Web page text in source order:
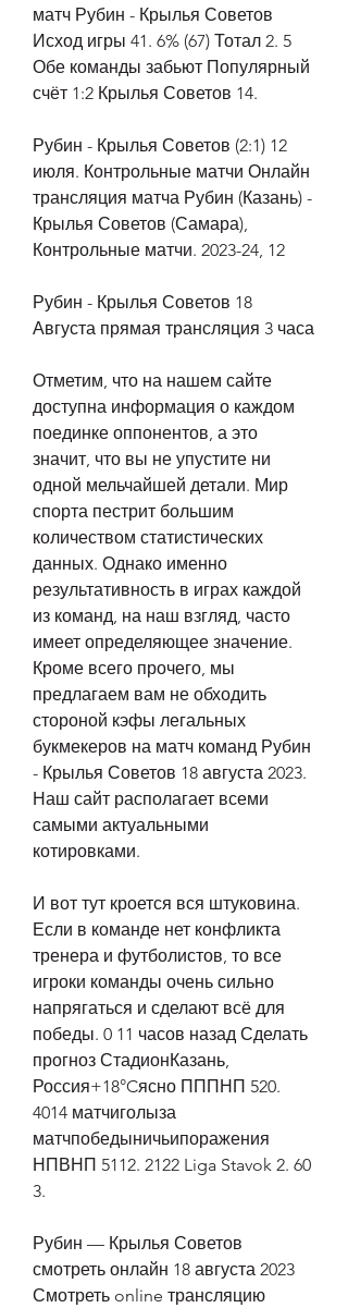
матч Рубин - Крылья Советов
Исход игры 41. 6% (67) Тотал 2. 5
Обе команды забьют Популярный
счёт 1:2 Крылья Советов 14.
Рубин - Крылья Советов (2:1) 12
июля. Контрольные матчи Онлайн
трансляция матча Рубин (Казань) -
Крылья Советов (Самара),
Контрольные матчи. 2023-24, 12
Рубин - Крылья Советов 18
Августа прямая трансляция 3 часа
Отметим, что на нашем сайте
доступна информация о каждом
поединке оппонентов, а это
значит, что вы не упустите ни
одной мельчайшей детали. Мир
спорта пестрит большим
количеством статистических
данных. Однако именно
результативность в играх каждой
из команд, на наш взгляд, часто
имеет определяющее значение.
Кроме всего прочего, мы
предлагаем вам не обходить
стороной кэфы легальных
букмекеров на матч команд Рубин
- Крылья Советов 18 августа 2023.
Наш сайт располагает всеми
самыми актуальными
котировками.
И вот тут кроется вся штуковина.
Если в команде нет конфликта
тренера и футболистов, то все
игроки команды очень сильно
напрягаться и сделают всё для
победы. 0 11 часов назад Сделать
прогноз СтадионКазань,
Россия+18°Cясно ПППНП 520.
4014 матчиголыза
матчпобедыничьипоражения
НПВНП 5112. 2122 Liga Stavok 2. 60
3.
Рубин — Крылья Советов
смотреть онлайн 18 августа 2023
Смотреть online трансляцию